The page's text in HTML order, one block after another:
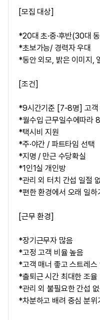
[모집 대상]
*20대 초·중·후반(30대
*초보가능/ 경력자 우대
*동안 외모, 밝은 이미지,
[조건]
*9시간기준 [7-8명] 고객
*월수입 근무일수에따라
*택시비 지원
*주·야간 / 파트타임 선택
*지명 / 만근 수당확실
*1인1실 개인방
*관리 외 터치 간섭 일절
*편한 환경에서 오래 일하
[근무 환경]
*장기근무자 많음
*고정 고객 비율 높음
*고객 매너 좋고 스트레스
*출퇴근 시간 최대한 조율
*관리 외 불필요한 간섭
*차분하고 배려 중심 분위